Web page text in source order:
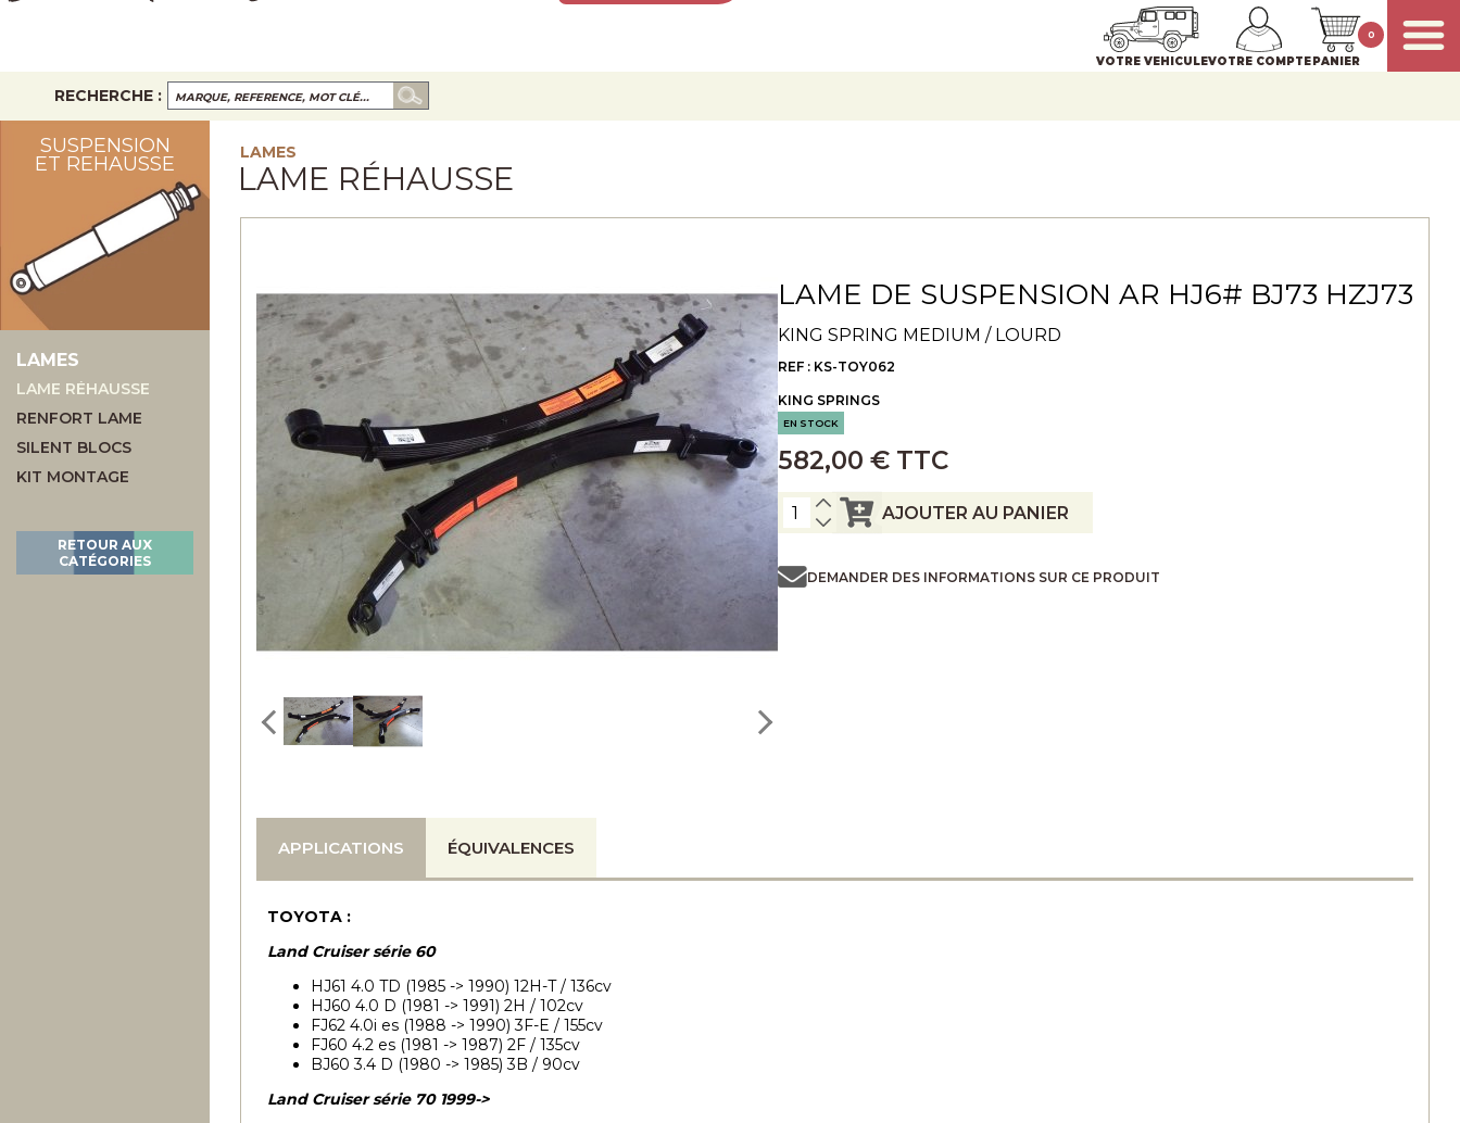
VOTRE VEHICULEVOTRE COMPTEPANIER
0
RECHERCHE :
SUSPENSION
ET REHAUSSE
LAMES
LAME RÉHAUSSE
RENFORT LAME
SILENT BLOCS
KIT MONTAGE
RETOUR AUX
CATÉGORIES
LAMES
LAME RÉHAUSSE
LAME DE SUSPENSION AR HJ6# BJ73 HZJ73
KING SPRING MEDIUM / LOURD
REF : KS-TOY062
KING SPRINGS
EN STOCK
582,00 € TTC
AJOUTER AU PANIER
DEMANDER DES INFORMATIONS SUR CE PRODUIT
APPLICATIONS ÉQUIVALENCES
TOYOTA :
Land Cruiser série 60
HJ61 4.0 TD (1985 -> 1990) 12H-T / 136cv
HJ60 4.0 D (1981 -> 1991) 2H / 102cv
FJ62 4.0i es (1988 -> 1990) 3F-E / 155cv
FJ60 4.2 es (1981 -> 1987) 2F / 135cv
BJ60 3.4 D (1980 -> 1985) 3B / 90cv
Land Cruiser série 70 1999->